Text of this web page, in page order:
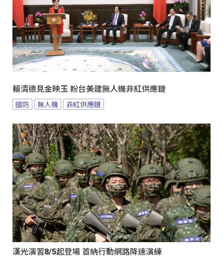
賴清德見金映玉 盼台美建無人機非紅供應鏈
國防 無人機 非紅供應鏈
漢光演習8/5起登場 首納行動網路降速演練